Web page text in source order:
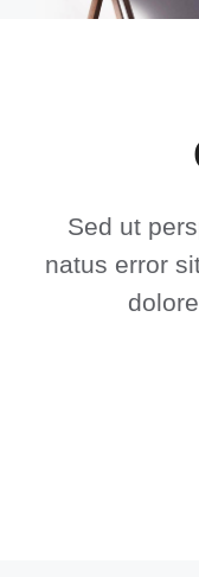
Sed ut
natus error